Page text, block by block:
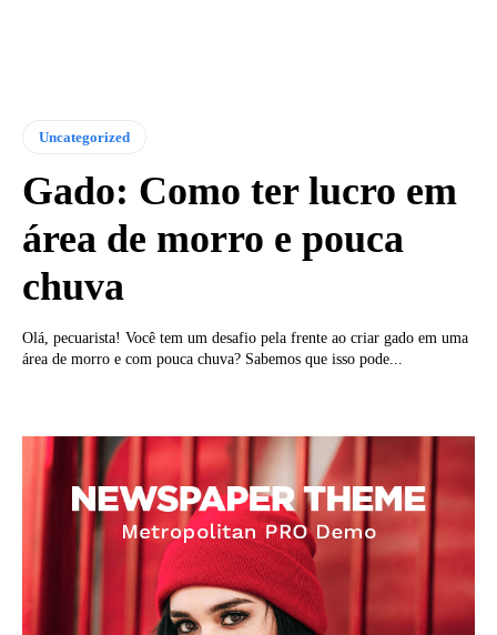
Uncategorized
Gado: Como ter lucro em
área de morro e pouca
chuva
Olá, pecuarista! Você tem um desafio pela frente ao criar gado em uma
área de morro e com pouca chuva? Sabemos que isso pode...